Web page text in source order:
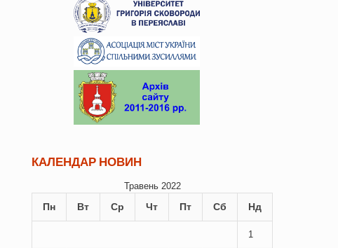
КАЛЕНДАР НОВИН
Травень 2022
Пн Вт Ср Чт Пт Сб Нд
1